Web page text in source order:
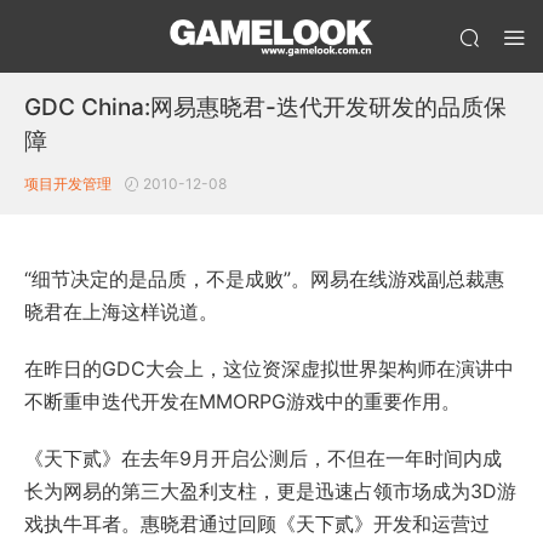
GDC China:网易惠晓君-迭代开发研发的品质保
障
项目开发管理 2010-12-08
“细节决定的是品质，不是成败”。网易在线游戏副总裁惠
晓君在上海这样说道。
在昨日的GDC大会上，这位资深虚拟世界架构师在演讲中
不断重申迭代开发在MMORPG游戏中的重要作用。
《天下贰》在去年9月开启公测后，不但在一年时间内成
长为网易的第三大盈利支柱，更是迅速占领市场成为3D游
戏执牛耳者。惠晓君通过回顾《天下贰》开发和运营过